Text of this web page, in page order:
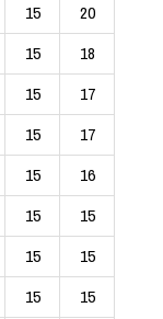
15
20
15
18
15
17
15
17
15
16
15
15
15
15
15
15